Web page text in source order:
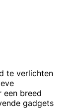
te verlichten
een breed
gadgets